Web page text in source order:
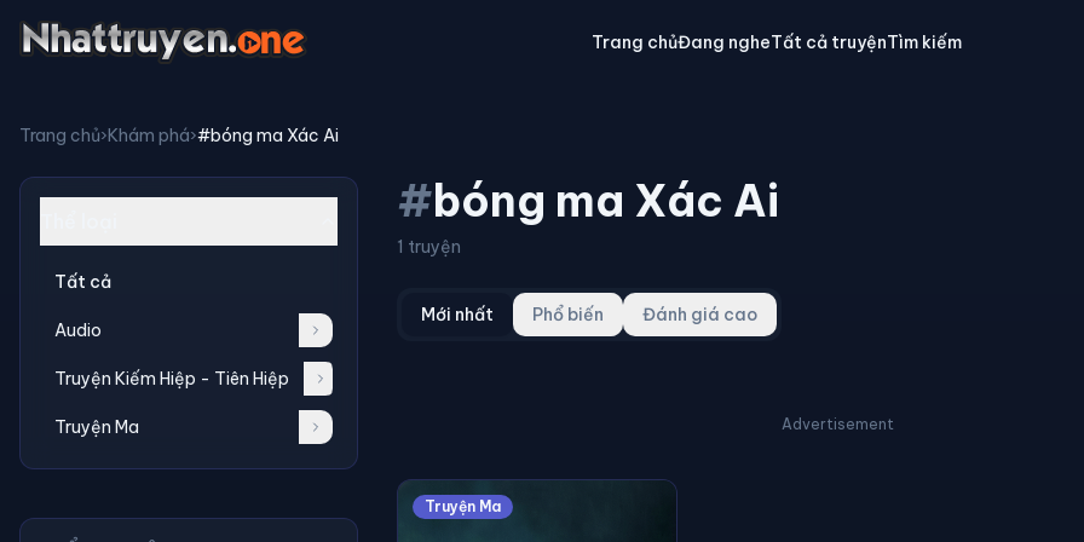
Trang chủĐang ngheTất cả truyệnTìm kiếm
Trang chủ›Khám phá›#bóng ma Xác Ai
Tất cả
Audio
Truyện Kiếm Hiệp - Tiên Hiệp
Truyện Ma
#bóng ma Xác Ai
1 truyện
Mới nhất Phổ biến Đánh giá cao
Advertisement
Truyện Ma